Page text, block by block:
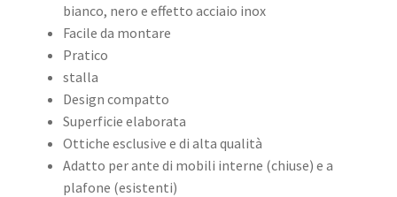
bianco, nero e effetto acciaio inox
Facile da montare
Pratico
stalla
Design compatto
Superficie elaborata
Ottiche esclusive e di alta qualità
Adatto per ante di mobili interne (chiuse) e a
plafone (esistenti)